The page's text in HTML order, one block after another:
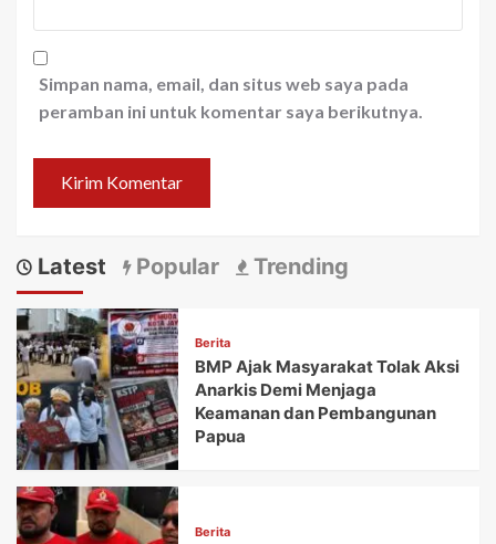
Simpan nama, email, dan situs web saya pada
peramban ini untuk komentar saya berikutnya.
Latest Popular Trending
Berita
BMP Ajak Masyarakat Tolak Aksi
Anarkis Demi Menjaga
Keamanan dan Pembangunan
Papua
Berita